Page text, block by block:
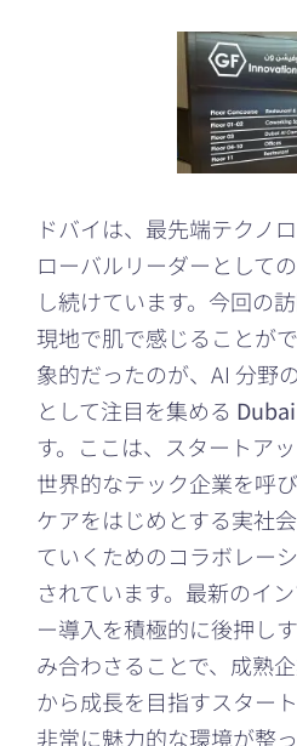
ドバイは、最先端テクノ
ローバルリーダーとして
し続けています。今回の
現地で肌で感じることが
象的だったのが、AI 分野
として注目を集める
す。ここは、スタートア
世界的なテック企業を呼
ケアをはじめとする実社
ていくためのコラボレー
されています。最新のイ
ー導入を積極的に後押し
み合わさることで、成熟
から成長を目指すスタート
非常に魅力的な環境が整